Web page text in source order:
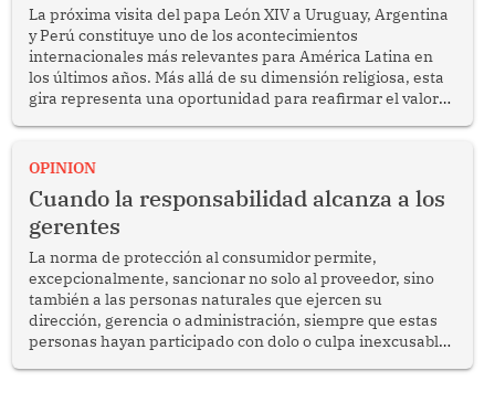
La próxima visita del papa León XIV a Uruguay, Argentina
y Perú constituye uno de los acontecimientos
internacionales más relevantes para América Latina en
los últimos años. Más allá de su dimensión religiosa, esta
gira representa una oportunidad para reafirmar el valor
enfrenta desafíos en materia de desarrollo, cohesión
OPINION
Cuando la responsabilidad alcanza a los
gerentes
La norma de protección al consumidor permite,
excepcionalmente, sancionar no solo al proveedor, sino
también a las personas naturales que ejercen su
dirección, gerencia o administración, siempre que estas
personas hayan participado con dolo o culpa inexcusable